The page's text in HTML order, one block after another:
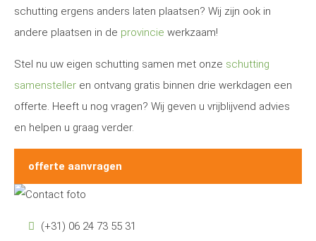
schutting ergens anders laten plaatsen? Wij zijn ook in
andere plaatsen in de provincie werkzaam!
Stel nu uw eigen schutting samen met onze schutting
samensteller en ontvang gratis binnen drie werkdagen een
offerte. Heeft u nog vragen? Wij geven u vrijblijvend advies
en helpen u graag verder.
offerte aanvragen
(+31) 06 24 73 55 31